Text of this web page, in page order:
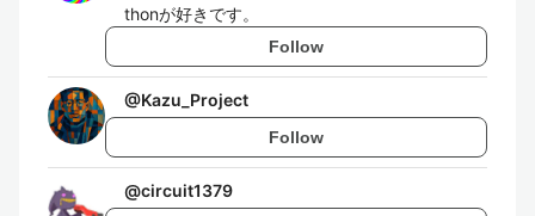
thonが好きです。
Follow
@Kazu_Project
Follow
@circuit1379